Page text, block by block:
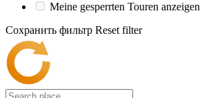
Meine gesperrten Touren anzeigen
Сохранить фильтр Reset filter